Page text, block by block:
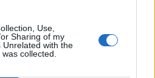
Use,
Sharing of my
Unrelated with the
collected.